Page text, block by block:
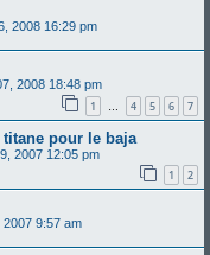
2008 16:29 pm
2008 18:48 pm
1 … 4 5 6 7
pour le baja
2007 12:05 pm
1 2
2007 9:57 am